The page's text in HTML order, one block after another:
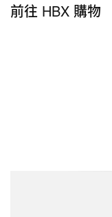
前往 HBX 購物